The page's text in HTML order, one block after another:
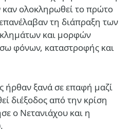
ολοκληρωθεί το πρώτο
τη διάπραξη των
και μορφών
φόνων, καταστροφής και
ήρθαν ξανά σε επαφή μαζί
διέξοδος από την κρίση
ο Νετανιάχου και η